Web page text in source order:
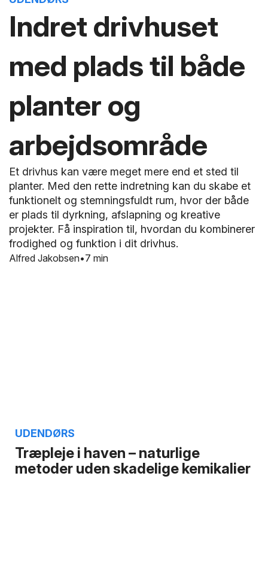
Indret drivhuset
med plads til både
planter og
arbejdsområde
7 min
Et drivhus kan være meget mere end et sted til
planter. Med den rette indretning kan du skabe et
funktionelt og stemningsfuldt rum, hvor der både
er plads til dyrkning, afslapning og kreative
projekter. Få inspiration til, hvordan du kombinerer
frodighed og funktion i dit drivhus.
Alfred Jakobsen
Træpleje i haven – naturlige
metoder uden skadelige kemikalier
UDENDØRS